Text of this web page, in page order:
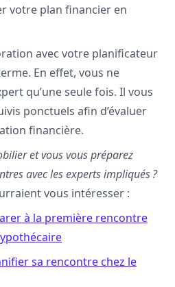
votre plan financier en
avec votre planificateur
En effet, vous ne
qu’une seule fois. Il vous
ponctuels afin d’évaluer
financière.
et vous vous préparez
avec les experts impliqués ?
vous intéresser :
à la première rencontre
sa rencontre chez le